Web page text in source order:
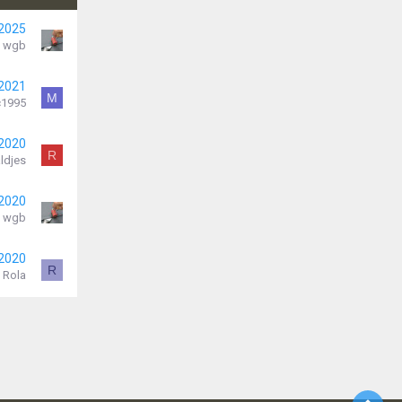
wgb
M
R
wgb
Rola R